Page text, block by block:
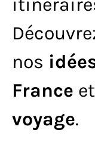
nos
France et
voyage.